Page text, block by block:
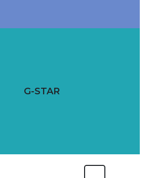
G-STAR